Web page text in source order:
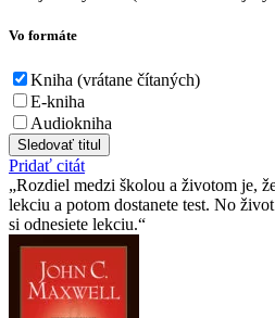
Vo formáte
Kniha (vrátane čítaných)
E-kniha
Audiokniha
Sledovať titul
Pridať citát
Rozdiel medzi školou a životom je,
lekciu a potom dostanete test. No
si odnesiete lekciu.